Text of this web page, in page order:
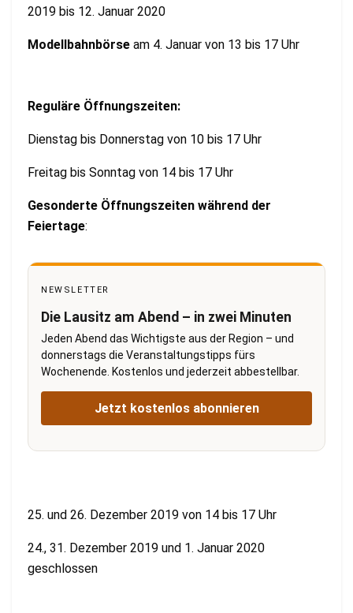
2019 bis 12. Januar 2020
Modellbahnbörse am 4. Januar von 13 bis 17 Uhr
Reguläre Öffnungszeiten:
Dienstag bis Donnerstag von 10 bis 17 Uhr
Freitag bis Sonntag von 14 bis 17 Uhr
Gesonderte Öffnungszeiten während der
Feiertage:
NEWSLETTER
Die Lausitz am Abend – in zwei Minuten
Jeden Abend das Wichtigste aus der Region – und
donnerstags die Veranstaltungstipps fürs
Wochenende. Kostenlos und jederzeit abbestellbar.
Jetzt kostenlos abonnieren
25. und 26. Dezember 2019 von 14 bis 17 Uhr
24., 31. Dezember 2019 und 1. Januar 2020
geschlossen